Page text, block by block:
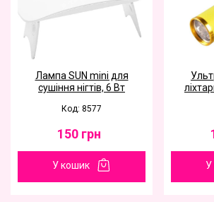
Лампа SUN mini для
сушіння нігтів, 6 Вт
Код: 8577
150 грн
У кошик У